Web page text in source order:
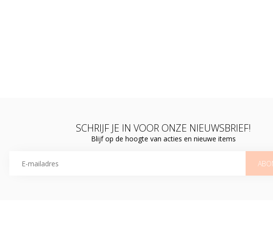
SCHRIJF JE IN VOOR ONZE NIEUWSBRIEF!
Blijf op de hoogte van acties en nieuwe items